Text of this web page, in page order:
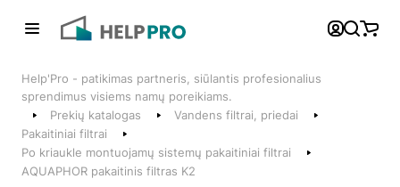
Telefonai
+370 600 74008
Klientų aptarnavimo skyrius
Help'Pro - patikimas partneris, siūlantis profesionalius
sprendimus visiems namų poreikiams.
Prekių katalogas
Vandens filtrai, priedai
Pakaitiniai filtrai
Po kriaukle montuojamų sistemų pakaitiniai filtrai
AQUAPHOR pakaitinis filtras K2